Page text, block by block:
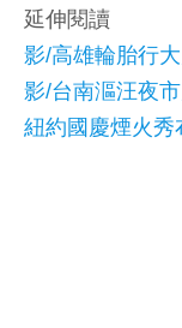
延伸閱讀
影/高雄輪胎行
影/台南漚汪夜
紐約國慶煙火